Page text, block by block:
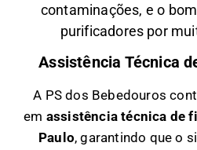
contaminações, e o
purificadores por
Assistência Técnica
A PS dos Bebedouros
em assistência técnica de
Paulo, garantindo que o